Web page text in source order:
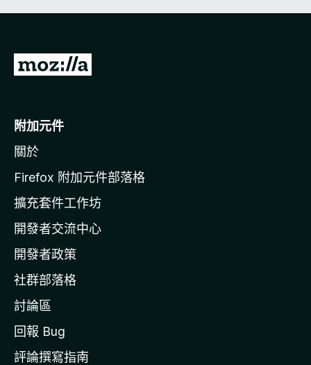
前
o
i
l
a
官
網
附加元件
關於
Firefox 附加元件部落格
擴充套件工作坊
開發者交流中心
開發者政策
社群部落格
討論區
回報 Bug
評論撰寫指南